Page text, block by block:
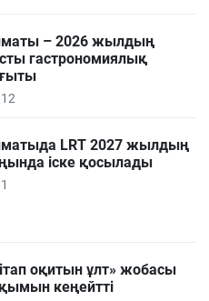
– 2026 жылдың
гастрономиялық
12
LRT 2027 жылдың
іске қосылады
1
оқитын ұлт» жобасы
кеңейтті